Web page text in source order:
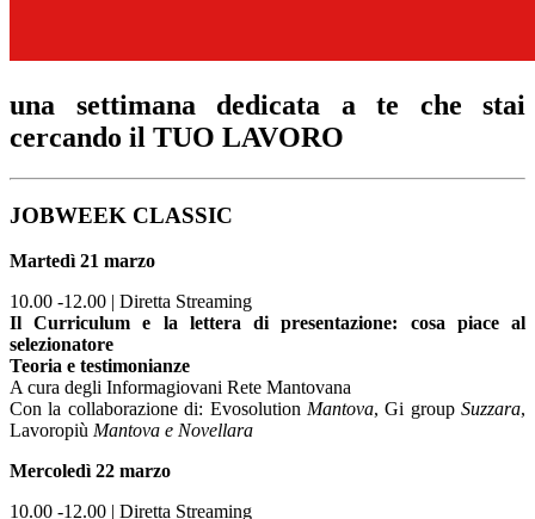
una settimana dedicata a te che stai
cercando il TUO LAVORO
JOBWEEK CLASSIC
Martedì 21 marzo
10.00 -12.00 | Diretta Streaming
Il Curriculum e la lettera di presentazione: cosa piace al
selezionatore
Teoria e testimonianze
A cura degli Informagiovani Rete Mantovana
Con la collaborazione di: Evosolution Mantova, Gi group Suzzara,
Lavoropiù Mantova e Novellara
Mercoledì 22 marzo
10.00 -12.00 | Diretta Streaming